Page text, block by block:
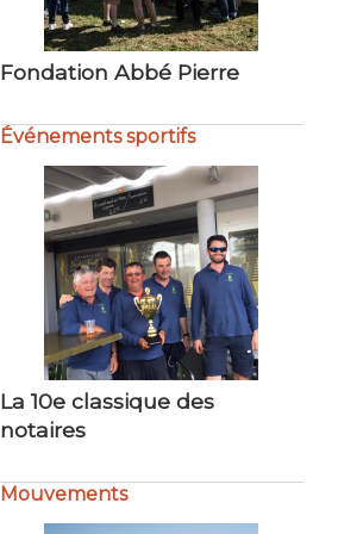
Terre Solidaire
Événements sportifs
La 10e classique des
notaires
Not’Air en mer
Mouvements